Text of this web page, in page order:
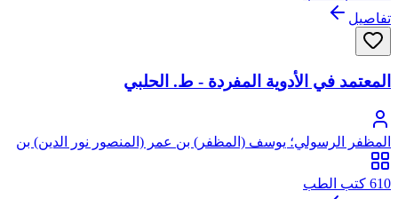
تفاصيل
المعتمد في الأدوية المفردة - ط. الحلبي
المظفر الرسولي؛ يوسف (المظفر) بن عمر (المنصور نور الدين) بن
علي بن رسول التركماني اليمني، شمس الدين
610 كتب الطب